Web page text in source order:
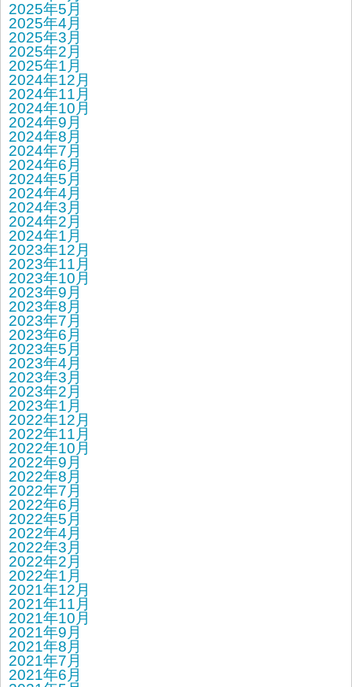
2025年5月
2025年4月
2025年3月
2025年2月
2025年1月
2024年12月
2024年11月
2024年10月
2024年9月
2024年8月
2024年7月
2024年6月
2024年5月
2024年4月
2024年3月
2024年2月
2024年1月
2023年12月
2023年11月
2023年10月
2023年9月
2023年8月
2023年7月
2023年6月
2023年5月
2023年4月
2023年3月
2023年2月
2023年1月
2022年12月
2022年11月
2022年10月
2022年9月
2022年8月
2022年7月
2022年6月
2022年5月
2022年4月
2022年3月
2022年2月
2022年1月
2021年12月
2021年11月
2021年10月
2021年9月
2021年8月
2021年7月
2021年6月